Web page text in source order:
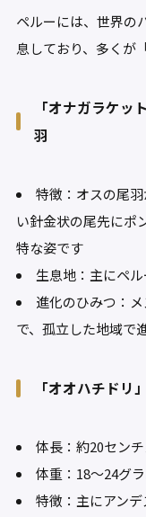
ペルーには、世界の
息しており、多くが
「オナガラケッ
羽
特徴：オスの尾
い針金状の尾先にポ
特な姿です
生息地：主にペ
進化のひみつ：
で、孤立した地域で
「オオハチドリ
体長：約20セン
体重：18〜24グ
特徴：主にアン